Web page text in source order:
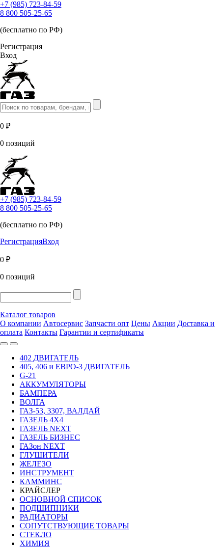
+7 (985) 723-84-59
8 800 505-25-65
(бесплатно по РФ)
Регистрация
Вход
0 ₽
0 позиций
+7 (985) 723-84-59
8 800 505-25-65
(бесплатно по РФ)
РегистрацияВход
0 ₽
0 позиций
Каталог товаров
О компании Автосервис Запчасти опт Цены Акции Доставка и
оплата Контакты Гарантии и сертификаты
402 ДВИГАТЕЛЬ
405, 406 и ЕВРО-3 ДВИГАТЕЛЬ
G-21
АККУМУЛЯТОРЫ
БАМПЕРА
ВОЛГА
ГАЗ-53, 3307, ВАЛДАЙ
ГАЗЕЛЬ 4Х4
ГАЗЕЛЬ NEXT
ГАЗЕЛЬ БИЗНЕС
ГАЗон NEXT
ГЛУШИТЕЛИ
ЖЕЛЕЗО
ИНСТРУМЕНТ
КАММИНС
КРАЙСЛЕР
ОСНОВНОЙ СПИСОК
ПОДШИПНИКИ
РАДИАТОРЫ
СОПУТСТВУЮЩИЕ ТОВАРЫ
СТЕКЛО
ХИМИЯ